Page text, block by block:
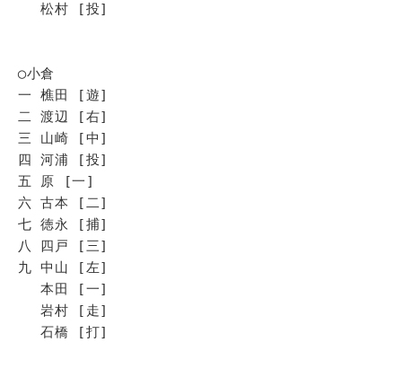
松村 [投]
◯小倉
一 樵田 [遊]
二 渡辺 [右]
三 山崎 [中]
四 河浦 [投]
五 原 [一]
六 古本 [二]
七 徳永 [捕]
八 四戸 [三]
九 中山 [左]
本田 [一]
岩村 [走]
石橋 [打]